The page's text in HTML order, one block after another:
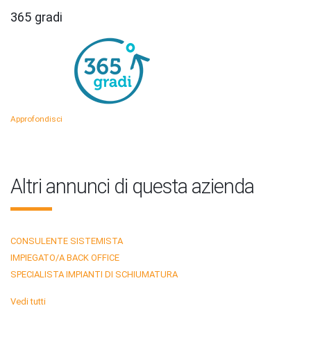
365 gradi
Approfondisci
Altri annunci di questa azienda
CONSULENTE SISTEMISTA
IMPIEGATO/A BACK OFFICE
SPECIALISTA IMPIANTI DI SCHIUMATURA
Vedi tutti